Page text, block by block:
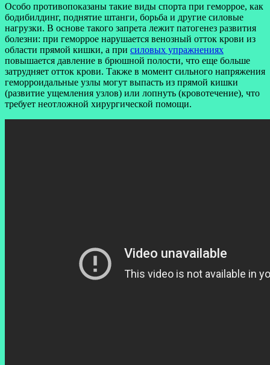
Особо противопоказаны такие виды спорта при геморрое, как
бодибилдинг, поднятие штанги, борьба и другие силовые
нагрузки. В основе такого запрета лежит патогенез развития
болезни: при геморрое нарушается венозный отток крови из
области прямой кишки, а при силовых упражнениях
повышается давление в брюшной полости, что еще больше
затрудняет отток крови. Также в момент сильного напряжения
геморроидальные узлы могут выпасть из прямой кишки
(развитие ущемления узлов) или лопнуть (кровотечение), что
требует неотложной хирургической помощи.